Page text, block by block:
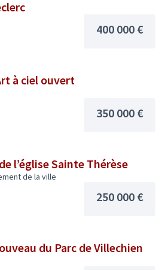
400 000 €
à ciel ouvert
350 000 €
l’église Sainte Thérèse
de la ville
250 000 €
du Parc de Villechien